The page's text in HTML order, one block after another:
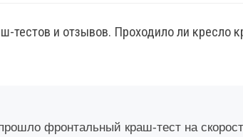
тестов и отзывов. Проходило ли кресло
фронтальный краш-тест на